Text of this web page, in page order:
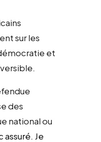
sur les
et
des
national ou
assuré. Je